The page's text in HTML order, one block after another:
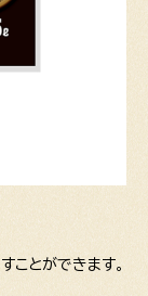
ことができます。